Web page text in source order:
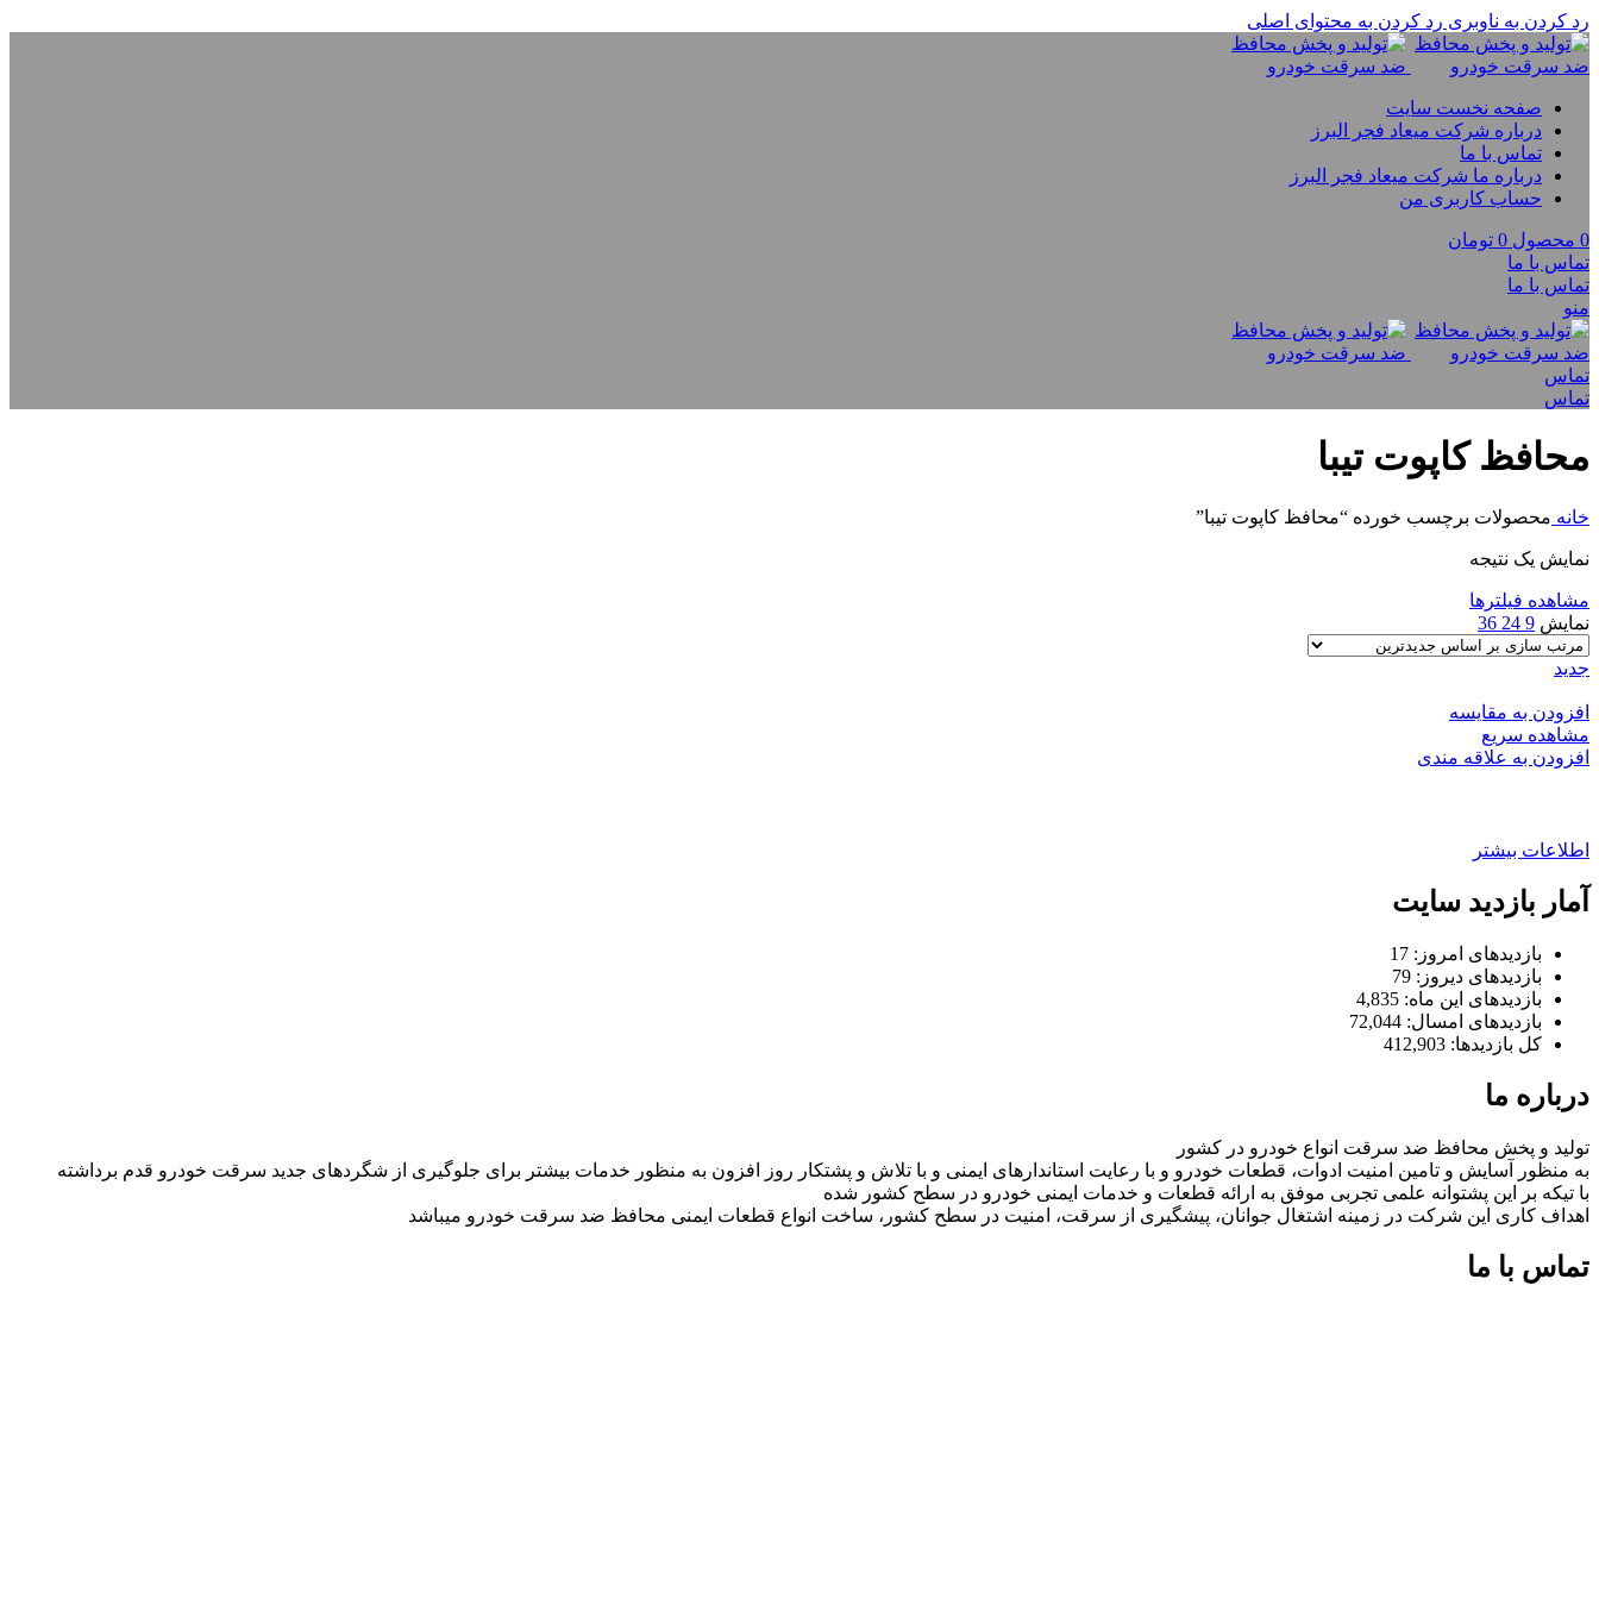
رد کردن به ناوبری رد کردن به محتوای اصلی
صفحه نخست سایت
درباره شرکت میعاد فجر البرز
تماس با ما
درباره ما شرکت میعاد فجر البرز
حساب کاربری من
0 محصول 0 تومان
تماس با ما
تماس با ما
منو
تماس
تماس
محافظ کاپوت تیبا
خانه محصولات برچسب خورده “محافظ کاپوت تیبا”
نمایش یک نتیجه
مشاهده فیلترها
نمایش 9
24
36
جدید
افزودن به مقایسه
مشاهده سریع
افزودن به علاقه مندی
اطلاعات بیشتر
آمار بازدید سایت
بازدیدهای امروز: 17
بازدیدهای دیروز: 79
بازدیدهای این ماه: 4,835
بازدیدهای امسال: 72,044
کل بازدیدها: 412,903
درباره ما
تولید و پخش محافظ ضد سرقت انواع خودرو در کشور
به منظور آسایش و تامین امنیت ادوات، قطعات خودرو و با رعایت استاندارهای ایمنی و با تلاش و پشتکار روز افزون به منظور خدمات بیشتر برای جلوگیری از شگردهای جدید سرقت خودرو قدم برداشته
با تیکه بر این پشتوانه علمی تجربی موفق به ارائه قطعات و خدمات ایمنی خودرو در سطح کشور شده
اهداف کاری این شرکت در زمینه اشتغال جوانان، پیشگیری از سرقت، امنیت در سطح کشور، ساخت انواع قطعات ایمنی محافظ ضد سرقت خودرو میباشد
تماس با ما